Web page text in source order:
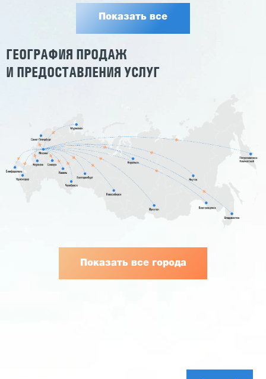
Показать все
ГЕОГРАФИЯ ПРОДАЖ
И ПРЕДОСТАВЛЕНИЯ УСЛУГ
Показать все города